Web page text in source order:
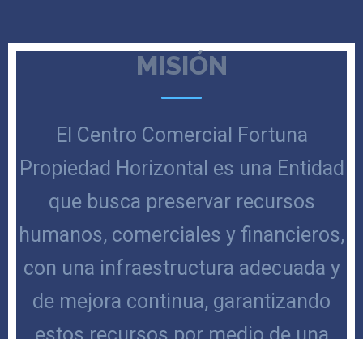
MISIÓN
El Centro Comercial Fortuna
Propiedad Horizontal es una Entidad
que busca preservar recursos
humanos, comerciales y financieros,
con una infraestructura adecuada y
de mejora continua, garantizando